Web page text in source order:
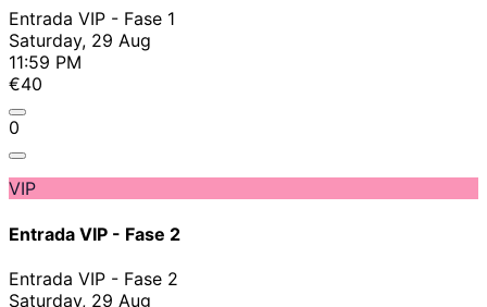
Entrada VIP - Fase 1
Saturday, 29 Aug
11:59 PM
€40
0
VIP
Entrada VIP - Fase 2
Entrada VIP - Fase 2
Saturday, 29 Aug